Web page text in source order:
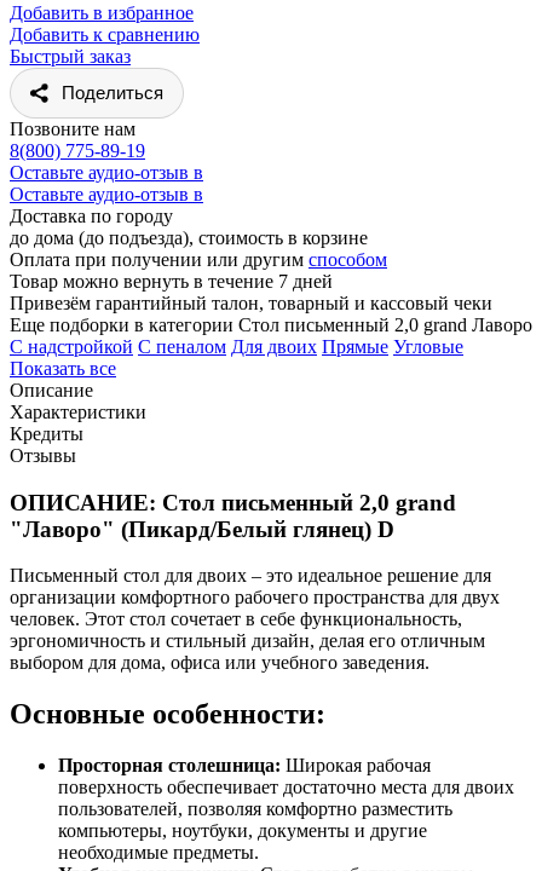
Добавить в избранное
Добавить к сравнению
Быстрый заказ
Поделиться
Позвоните нам
8(800) 775-89-19
Оставьте аудио-отзыв в
Оставьте аудио-отзыв в
Доставка по городу
до дома (до подъезда), стоимость в корзине
Оплата при получении или другим способом
Товар можно вернуть в течение 7 дней
Привезём гарантийный талон, товарный и кассовый чеки
Еще подборки в категории Стол письменный 2,0 grand Лаворо
C надстройкой C пеналом Для двоих Прямые Угловые
Показать все
Описание
Характеристики
Кредиты
Отзывы
ОПИСАНИЕ: Стол письменный 2,0 grand
"Лаворо" (Пикард/Белый глянец) D
Письменный стол для двоих – это идеальное решение для
организации комфортного рабочего пространства для двух
человек. Этот стол сочетает в себе функциональность,
эргономичность и стильный дизайн, делая его отличным
выбором для дома, офиса или учебного заведения.
Основные особенности:
Просторная столешница: Широкая рабочая
поверхность обеспечивает достаточно места для двоих
пользователей, позволяя комфортно разместить
компьютеры, ноутбуки, документы и другие
необходимые предметы.